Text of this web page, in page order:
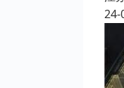
24-